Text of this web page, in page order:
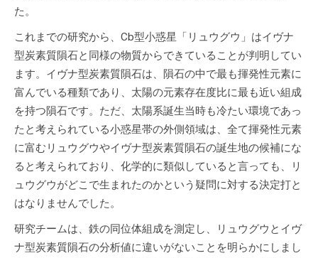
た。
これまでの研究から、Cb型小惑星「リュウグウ」はイヴナ
型炭素質隕石と同様の物質からできていることが判明してい
ます。イヴナ型炭素質隕石は、隕石の中で最も揮発性元素に
富んでいる種類であり、太陽の元素存在度比に最も近い組成
を持つ隕石です。ただ、太陽系誕生当時も冷たい環境であっ
たと考えられている小惑星帯の外側領域は、全て揮発性元素
に富むリュウグウやイヴナ型炭素質隕石の誕生地の候補にな
ると考えられており、化学的に類似していると言っても、リ
ュウグウがどこで生まれたのかという疑問に対する決定打と
はなりませんでした。
研究チームは、鉄の同位体組成を測定し、リュウグウとイヴ
ナ型炭素質隕石の分析値に違いがないことを明らかにしまし